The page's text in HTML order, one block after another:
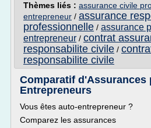
Thèmes liés : assurance civile
entrepreneur / assurance
professionnelle / assurance
entrepreneur / contrat
responsabilite civile /
responsabilite civile
Comparatif d'Assurances
Entrepreneurs
Vous êtes auto-entrepreneur ?
Comparez les assurances